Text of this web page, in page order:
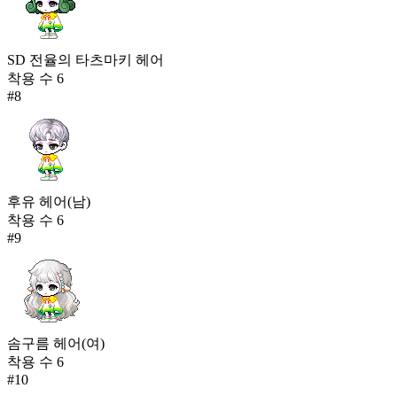
SD 전율의 타츠마키 헤어
착용 수 6
#8
후유 헤어(남)
착용 수 6
#9
솜구름 헤어(여)
착용 수 6
#10